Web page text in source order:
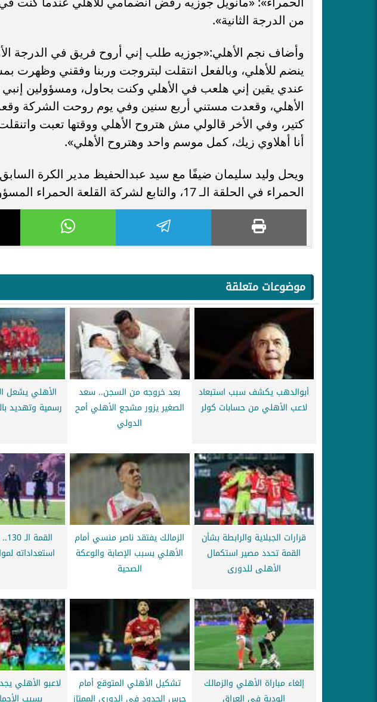
من الدرجة الثانية».
وأضاف نجم الأهلي:«جوزيه طلب إني أروح فريق في الدرجة
ينضم للأهلي، وبالفعل انتقلت لبتروجت وربنا وفقني وظهرت
عندي يقين إني هلعب في الأهلي وكنت بحاول، ومسؤولين
الأهلي، وقعدت مستني أربع سنين وفي يوم روحت الشركة
كتير، وفي الأخر قالولي مش هتروح الأهلي ووقتها تعبت
أنا أهلاوي زيك، كمل موسم واحد وهتروح الأهلي».
ويحل وليد سليمان ضيفًا مع سيد عبدالحفيظ مدير الكرة
الحمراء في الحلقة الـ 17، والتابع لشركة القلعة الحمراء المسؤولة عن بناء استاد الأهلي.
موضوعات متعلقة
أبوالدهب يكشف سبب استبعاد
لاعب الأهلي من حسابات كولر
بعد خروجه من السجن.. سعد
الصغير يزور مشجع الأهلي أمح
الدولي
الأهلي يشعل
رسمية وتهديد
قرارات الجبلاية والرابطة بشأن
القمة تحدد مصير استكمال
الأهلى للدورى
الزمالك يفتقد ناصر منسي أمام
الأهلي بسبب الإصابة والوعكة
الصحية
استعداداته
إلغاء مباراة الأهلي والزمالك
الودية في العراق
تشكيل الأهلي المتوقع أمام
حرس الحدود في الدوري الممتاز
لاعبو الأهلي
بسبب